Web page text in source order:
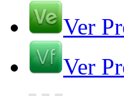
Ver
Ver